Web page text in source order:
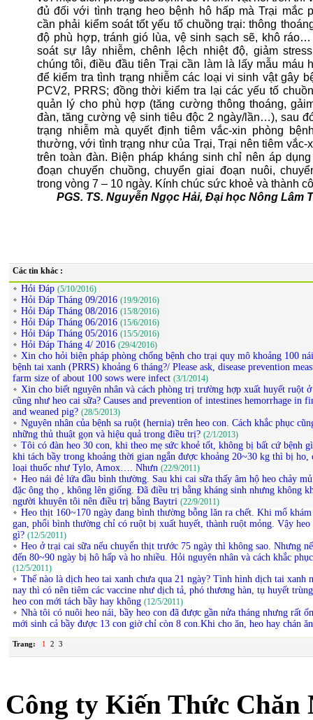
đủ đối với tình trạng heo bệnh hô hấp mà Trại mắc
cần phải kiểm soát tốt yếu tố chuồng trại: thông
độ phù hợp, tránh gió lùa, vệ sinh sạch sẽ, khô
soát sự lây nhiễm, chênh lệch nhiệt độ, giảm
chúng tôi, điều đầu tiên Trại cần làm là lấy mẫu máu
để kiểm tra tình trạng nhiễm các loại vi sinh vật gây
PCV2, PRRS; đồng thời kiểm tra lại các yếu tố
quản lý cho phù hợp (tăng cường thông thoáng,
đàn, tăng cường vệ sinh tiêu độc 2 ngày/lần…), sau
trạng nhiễm mà quyết định tiêm vắc-xin phòng
thường, với tình trạng như của Trại, Trại nên tiêm vắc-
trên toàn đàn. Biện pháp kháng sinh chỉ nên áp
đoạn chuyển chuồng, chuyển giai đoạn nuôi,
trong vòng 7 – 10 ngày. Kính chúc sức khoẻ và thành
PGS. TS. Nguyễn Ngọc Hải, Đại học Nông Lâm
Các tin khác :
Hỏi Đáp (5/10/2016)
Hỏi Đáp Tháng 09/2016 (19/9/2016)
Hỏi Đáp Tháng 08/2016 (15/8/2016)
Hỏi Đáp Tháng 06/2016 (15/6/2016)
Hỏi Đáp Tháng 05/2016 (15/5/2016)
Hỏi Đáp Tháng 4/ 2016 (29/4/2016)
Xin cho hỏi biện pháp phòng chống bệnh cho trại quy mô khoảng 100
bệnh tai xanh (PRRS) khoảng 6 tháng?/ Please ask, disease prevention
farm size of about 100 sows were infect (3/1/2014)
Xin cho biết nguyên nhân và cách phòng trị trường hợp xuất huyết ruột
cũng như heo cai sữa? Causes and prevention of intestines hemorrhage in
and weaned pig? (28/5/2013)
Nguyên nhân của bệnh sa ruột (hernia) trên heo con. Cách khắc phục
những thủ thuật gọn và hiệu quả trong điều trị? (2/1/2013)
Tôi có đàn heo 30 con, khi theo mẹ sức khoẻ tốt, không bị bất cứ bệnh
khi tách bầy trong khoảng thời gian ngắn được khoảng 20~30 kg thì bị ho,
loại thuốc như Tylo, Amox…. Nhưn (22/9/2011)
Heo nái đẻ lứa đầu bình thường. Sau khi cai sữa thấy âm hộ heo chảy
đặc ông thọ , không lên giống. Đã điều trị bằng kháng sinh nhưng không
người khuyên tôi nên điều trị bằng Baytri (22/9/2011)
Heo thịt 160~170 ngày đang bình thường bỗng lăn ra chết. Khi mổ
gan, phổi bình thường chỉ có ruột bị xuất huyết, thành ruột mỏng. Vậy heo
gì? (12/5/2011)
Heo ở trại cai sữa nếu chuyển thịt trước 75 ngày thì không sao. Nhưng
đến 80~90 ngày bị hô hấp và ho nhiều. Hỏi nguyên nhân và cách khắc
(12/5/2011)
Thế nào là dịch heo tai xanh chưa qua 21 ngày? Tình hình dịch tai xanh
nay thì có nên tiêm các vaccine như dịch tả, phó thương hàn, tụ huyết
heo con mới tách bầy hay không (12/5/2011)
Nhà tôi có nuôi heo nái, bầy heo con đã được gần nửa tháng nhưng rất
mới sinh cả bầy được 13 con giờ chỉ còn 8 con.Khi cho ăn, heo hay chán
Trang: 1 2 3
Công ty Kiến Thức Chăn